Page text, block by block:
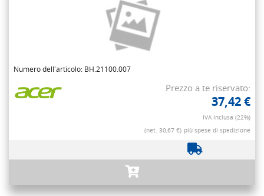
Numero dell'articolo: BH.21100.007
Prezzo a te riservato:
37,42 €
IVA inclusa (22%)
(net. 30,67 €) più spese di spedizione